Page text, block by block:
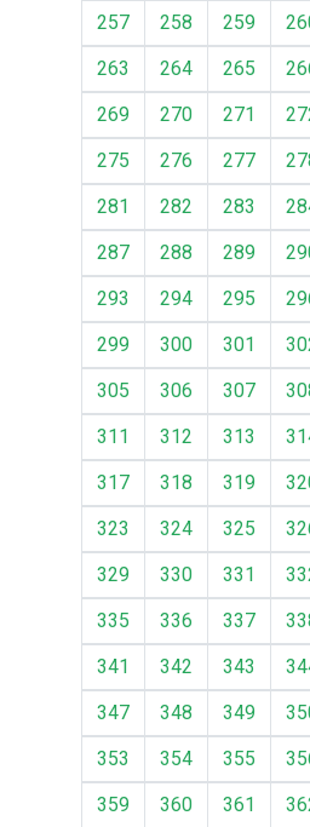
257
258 259
263
264 265
269
270 271
275
276 277
281
282 283
287
288 289
293
294 295
299
300 301
305
306 307
311
312 313
317
318 319
323
324 325
329
330 331
335
336 337
341
342 343
347
348 349
353
354 355
359
360 361